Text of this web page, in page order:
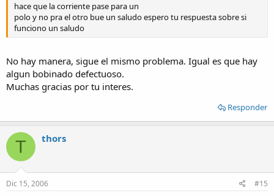
hace que la corriente pase para un
polo y no pra el otro bue un saludo espero tu respuesta sobre si
funciono un saludo
No hay manera, sigue el mismo problema. Igual es que hay
algun bobinado defectuoso.
Muchas gracias por tu interes.
Responder
T thors
Dic 15, 2006 #15